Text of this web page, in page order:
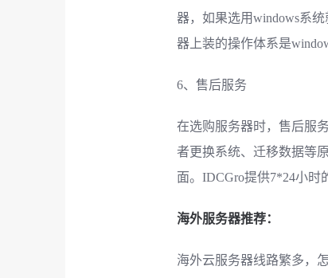
器，如果选用windows系
器上装的操作体系是
6、售后服务
在选购服务器时，售后服
者更换系统、迁移数据等
面。IDCGro提供7*24小
海外服务器推荐：
海外云服务器线路繁多，